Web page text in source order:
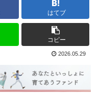
はてブ
コピー
2026.05.29